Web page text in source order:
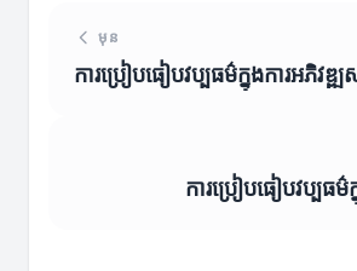
មុន
ការប្រៀបធៀបវប្បធម៌ក្នុងការអភិវ
ការប្រៀបធៀបវប្បធម៌